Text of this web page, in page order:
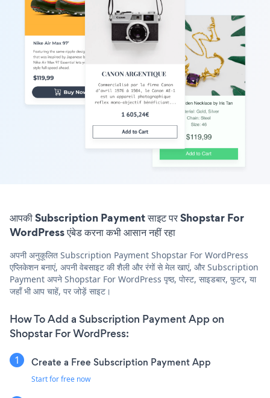
आपकी Subscription Payment साइट पर Shopstar For
WordPress एंबेड करना कभी आसान नहीं रहा
अपनी अनुकूलित Subscription Payment Shopstar For WordPress
एप्लिकेशन बनाएं, अपनी वेबसाइट की शैली और रंगों से मेल खाएं, और Subscription
Payment अपने Shopstar For WordPress पृष्ठ, पोस्ट, साइडबार, फुटर, या
जहाँ भी आप चाहें, पर जोड़ें साइट।
How To Add a Subscription Payment App on
Shopstar For WordPress:
Create a Free Subscription Payment App
Start for free now